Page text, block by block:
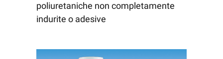
poliuretaniche non completamente
indurite o adesive